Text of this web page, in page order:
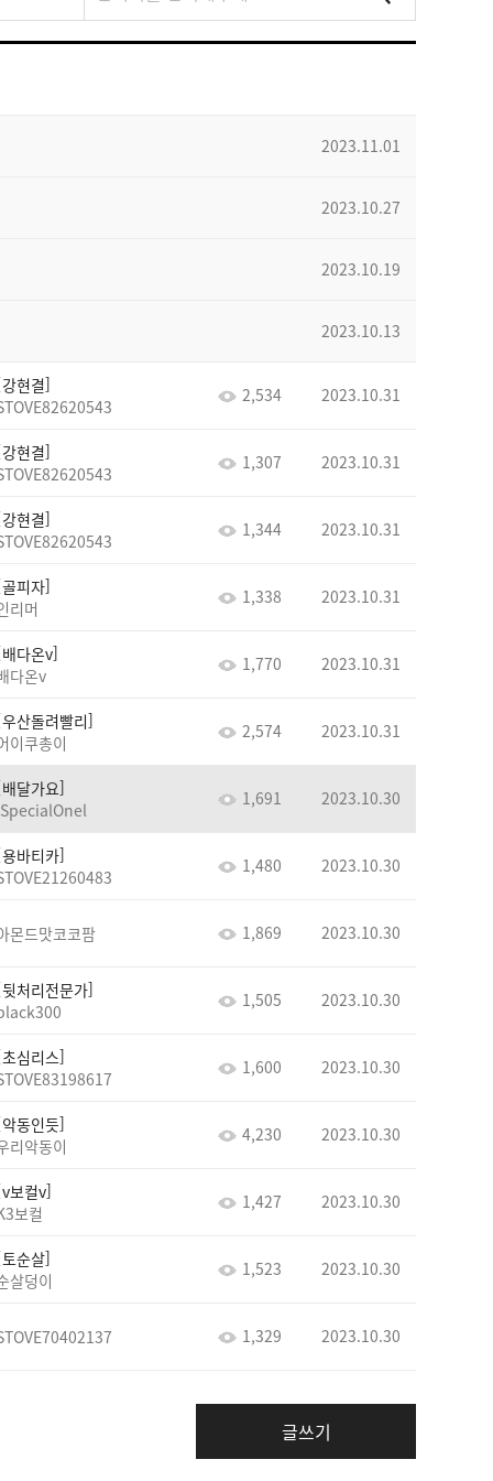
2023.11.01
2023.10.27
2023.10.19
2023.10.13
강현결
2,534 2023.10.31
강현결
1,307 2023.10.31
강현결
1,344 2023.10.31
골피자
리머
1,338 2023.10.31
배다온v
다온v
1,770 2023.10.31
우산돌려빨리
이쿠총이
2,574 2023.10.31
배달가요
1,691 2023.10.30
용바티카
1,480 2023.10.30
몬드맛코코팜 1,869 2023.10.30
뒷처리전문가
1,505 2023.10.30
초심리스
1,600 2023.10.30
악동인듯
리악동이
4,230 2023.10.30
v보컬v
보컬
1,427 2023.10.30
토순살
살덩이
1,523 2023.10.30
1,329 2023.10.30
글쓰기